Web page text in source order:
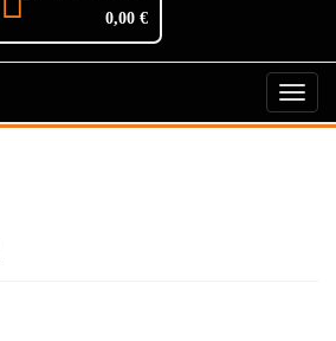
0,00 €
Toggle